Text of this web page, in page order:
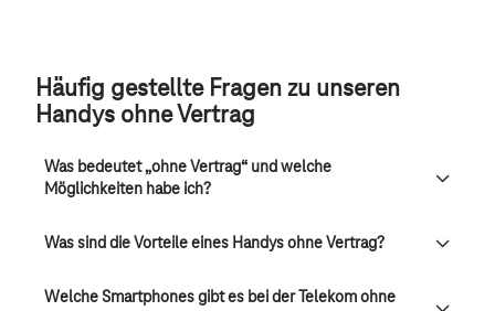
Häufig gestellte Fragen zu unseren
Handys ohne Vertrag
Was bedeutet „ohne Vertrag“ und welche
Möglichkeiten habe ich?
Was sind die Vorteile eines Handys ohne Vertrag?
Welche Smartphones gibt es bei der Telekom ohne